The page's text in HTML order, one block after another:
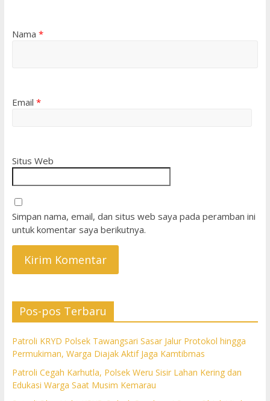
Nama *
Email *
Situs Web
Simpan nama, email, dan situs web saya pada peramban ini
untuk komentar saya berikutnya.
Pos-pos Terbaru
Patroli KRYD Polsek Tawangsari Sasar Jalur Protokol hingga
Permukiman, Warga Diajak Aktif Jaga Kamtibmas
Patroli Cegah Karhutla, Polsek Weru Sisir Lahan Kering dan
Edukasi Warga Saat Musim Kemarau